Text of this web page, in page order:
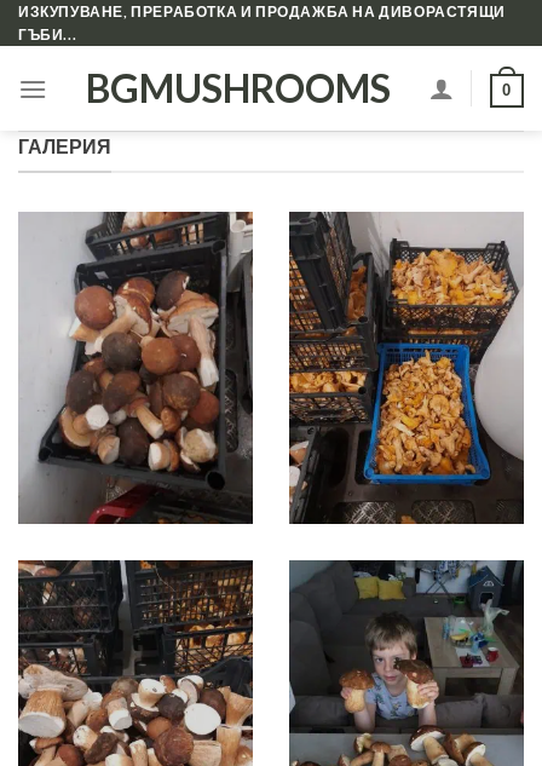
Skip
to
ИЗКУПУВАНЕ, ПРЕРАБОТКА И ПРОДАЖБА НА ДИВОРАСТЯЩИ
ГЪБИ...
BGMUSHROOMS 0
ГАЛЕРИЯ